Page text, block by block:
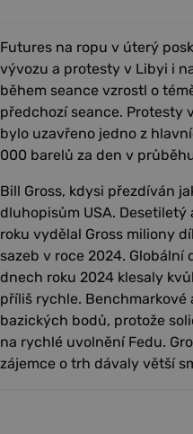
Futures na ropu v úterý
vývozu a protesty v Libyi i
během seance vzrostl o
předchozí seance. Protesty
bylo uzavřeno jedno z
000 barelů za den v
Bill Gross, kdysi přezdíván
dluhopisům USA.
roku vydělal Gross miliony
sazeb v roce 2024.
dnech roku 2024 klesaly
příliš rychle.
bazických bodů, protože
na rychlé uvolnění Fedu.
zájemce o trh dávaly větší